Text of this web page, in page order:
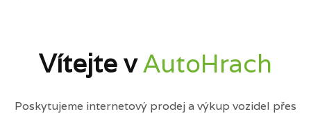
Vítejte vAutoHrach
Poskytujeme internetový prodej a výkup vozidel přes